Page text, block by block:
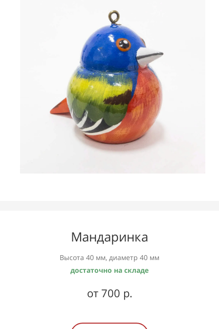
Мандаринка
Высота 40 мм, диаметр 40 мм
достаточно на складе
от 700 р.